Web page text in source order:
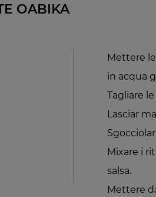
OABIKA
Mettere
in acqua
Tagliare
Lasciar
Mixare i
salsa.
Mettere